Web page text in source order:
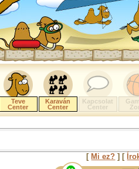
Teve
Center
Karaván
Center
Kapcsolat
Center
[ Mi ez? ] [